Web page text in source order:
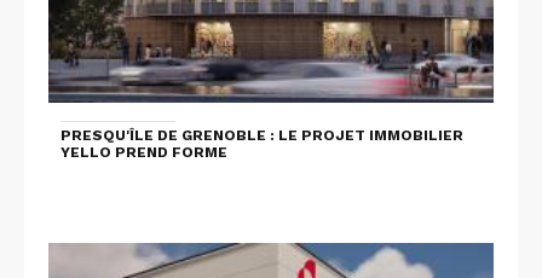
PRESQU'ÎLE DE GRENOBLE : LE PROJET IMMOBILIER
YELLO PREND FORME